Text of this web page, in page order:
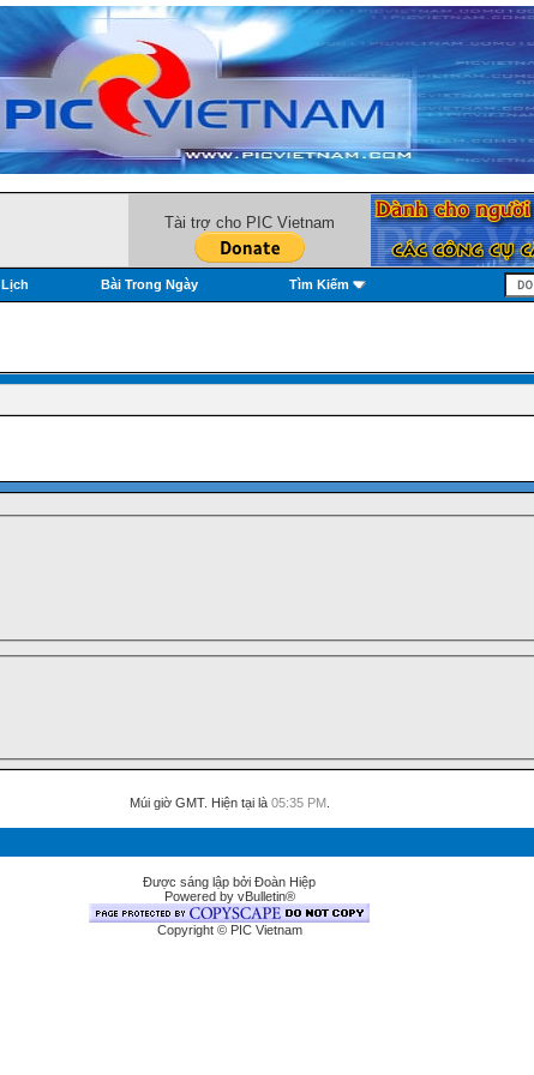
Tài trợ cho PIC Vietnam
Lịch Bài Trong Ngày Tìm Kiếm
Múi giờ GMT. Hiện tại là 05:35 PM.
Được sáng lập bởi Đoàn Hiệp
Powered by vBulletin®
Copyright © PIC Vietnam